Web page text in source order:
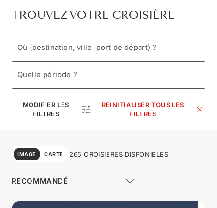
TROUVEZ VOTRE CROISIÈRE
Où (destination, ville, port de départ) ?
Quelle période ?
MODIFIER LES
FILTRES
RÉINITIALISER TOUS LES
FILTRES
IMAGE CARTE 265 CROISIÈRES DISPONIBLES